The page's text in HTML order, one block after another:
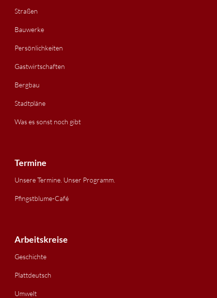
Straßen
Bauwerke
Persönlichkeiten
Gastwirtschaften
Bergbau
Stadtpläne
Was es sonst noch gibt
Termine
Unsere Termine. Unser Programm.
Pfingstblume-Café
Arbeitskreise
Geschichte
Plattdeutsch
Umwelt